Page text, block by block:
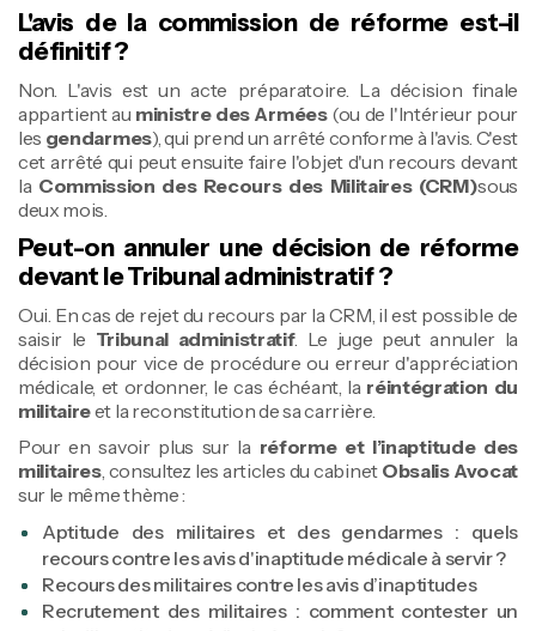
L'avis de la commission de réforme est-il
définitif ?
Non. L'avis est un acte préparatoire. La décision finale
appartient au ministre des Armées(ou de l'Intérieur pour
les gendarmes), qui prend un arrêté conforme à l'avis. C'est
cet arrêté qui peut ensuite faire l'objet d'un recours devant
la Commission des Recours des Militaires (CRM)sous
deux mois.
Peut-on annuler une décision de réforme
devant le Tribunal administratif ?
Oui. En cas de rejet du recours par la CRM, il est possible de
saisir le Tribunal administratif. Le juge peut annuler la
décision pour vice de procédure ou erreur d'appréciation
médicale, et ordonner, le cas échéant, la réintégration du
militaireet la reconstitution de sa carrière.
Pour en savoir plus sur la réforme et l’inaptitude des
militaires, consultez les articles du cabinet Obsalis Avocat
sur le même thème :
Aptitude des militaires et des gendarmes : quels
recours contre les avis d'inaptitude médicale à servir ?
Recours des militaires contre les avis d’inaptitudes
Recrutement des militaires : comment contester un